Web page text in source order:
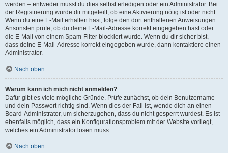
werden – entweder musst du dies selbst erledigen oder ein Administrator. Bei
der Registrierung wurde dir mitgeteilt, ob eine Aktivierung nötig ist oder nicht.
Wenn du eine E-Mail erhalten hast, folge den dort enthaltenen Anweisungen.
Ansonsten prüfe, ob du deine E-Mail-Adresse korrekt eingegeben hast oder
die E-Mail von einem Spam-Filter blockiert wurde. Wenn du dir sicher bist,
dass deine E-Mail-Adresse korrekt eingegeben wurde, dann kontaktiere einen
Administrator.
Nach oben
Warum kann ich mich nicht anmelden?
Dafür gibt es viele mögliche Gründe. Prüfe zunächst, ob dein Benutzername
und dein Passwort richtig sind. Wenn dies der Fall ist, wende dich an einen
Board-Administrator, um sicherzugehen, dass du nicht gesperrt wurdest. Es ist
ebenfalls möglich, dass ein Konfigurationsproblem mit der Website vorliegt,
welches ein Administrator lösen muss.
Nach oben